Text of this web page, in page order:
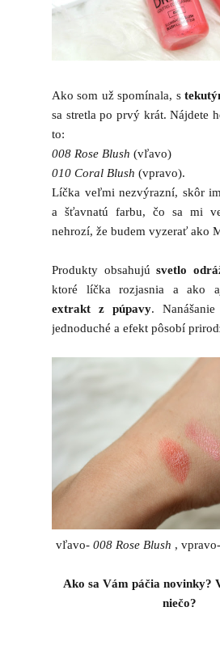
Ako som už spomínala, s
sa stretla po prvý krát. Nájdete
to:
008 Rose Blush (vľavo)
010 Coral Blush (vpravo).
Líčka veľmi nezvýrazní, skôr
a šťavnatú farbu, čo sa mi
nehrozí, že budem vyzerať ako
Produkty obsahujú svetlo
ktoré líčka rozjasnia a ako
extrakt z púpavy.
jednoduché a efekt pôsobí
vľavo- 008 Rose Blush , vpravo-
Ako sa Vám páčia novinky?
niečo?